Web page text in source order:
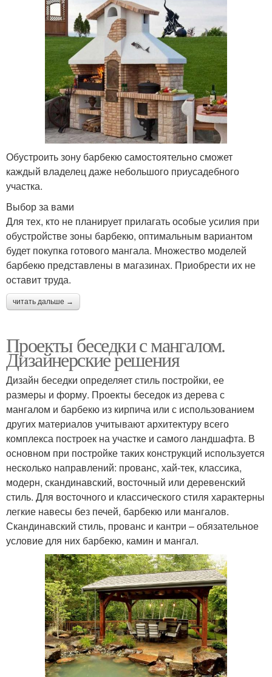
Обустроить зону барбекю самостоятельно сможет
каждый владелец даже небольшого приусадебного
участка.
Выбор за вами
Для тех, кто не планирует прилагать особые усилия при
обустройстве зоны барбекю, оптимальным вариантом
будет покупка готового мангала. Множество моделей
барбекю представлены в магазинах. Приобрести их не
оставит труда.
читать дальше →
Проекты беседки с мангалом.
Дизайнерские решения
Дизайн беседки определяет стиль постройки, ее
размеры и форму. Проекты беседок из дерева с
мангалом и барбекю из кирпича или с использованием
других материалов учитывают архитектуру всего
комплекса построек на участке и самого ландшафта. В
основном при постройке таких конструкций используется
несколько направлений: прованс, хай-тек, классика,
модерн, скандинавский, восточный или деревенский
стиль. Для восточного и классического стиля характерны
легкие навесы без печей, барбекю или мангалов.
Скандинавский стиль, прованс и кантри – обязательное
условие для них барбекю, камин и мангал.